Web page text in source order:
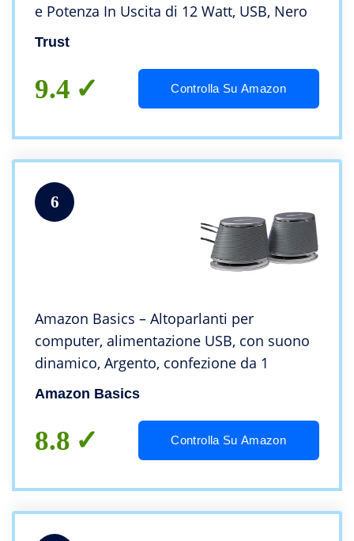
e Potenza In Uscita di 12 Watt, USB, Nero
Trust
9.4 Controlla Su Amazon
6
Amazon Basics – Altoparlanti per
computer, alimentazione USB, con suono
dinamico, Argento, confezione da 1
Amazon Basics
8.8 Controlla Su Amazon